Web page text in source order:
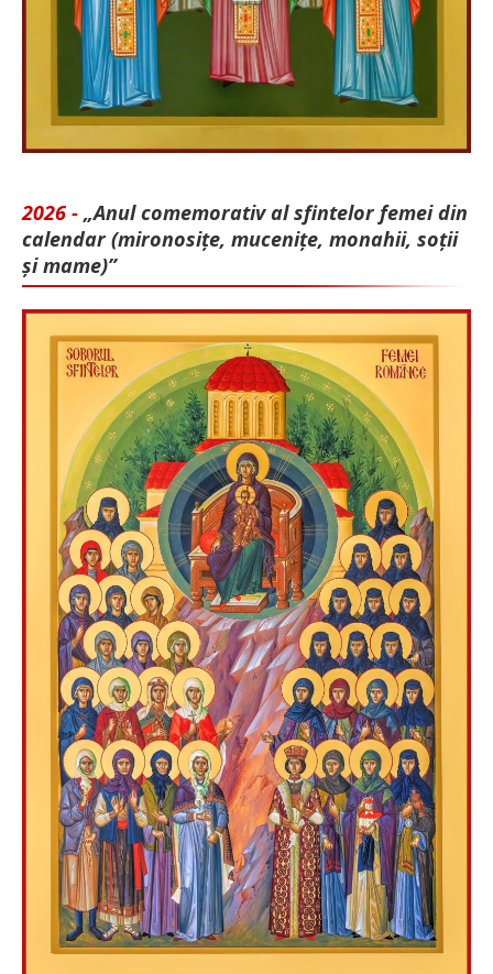
2026 - „Anul comemorativ al sfintelor femei din
calendar (mironosițe, mu­cenițe, monahii, soții
și mame)”